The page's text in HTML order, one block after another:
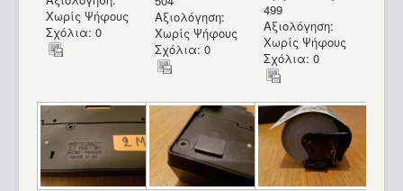
Χωρίς Ψήφους
Σχόλια: 0
Αξιολόγηση:
Χωρίς Ψήφους
Σχόλια: 0
499
Αξιολόγηση:
Χωρίς Ψήφους
Σχόλια: 0